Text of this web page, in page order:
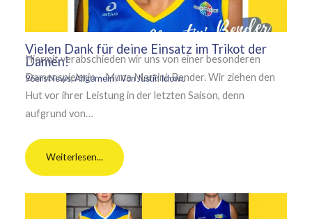
Vielen Dank für deine Einsatz im Trikot der
Damen!
96ers News,Allgemein/ VonJustin Idowu
Hiermit verabschieden wir uns von einer besonderen
Damenspielerin – Muna Martini-Bender. Wir ziehen den
Hut vor ihrer Leistung in der letzten Saison, denn
aufgrund von…
Weiterlesen...